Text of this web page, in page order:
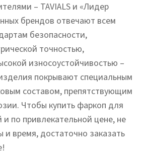
– TAVIALS и «Лидер
брендов отвечают всем
безопасности,
точностью,
износоустойчивостью –
покрывают специальным
составом, препятствующим
Чтобы купить фаркоп для
и по привлекательной цене, не
и время, достаточно заказать